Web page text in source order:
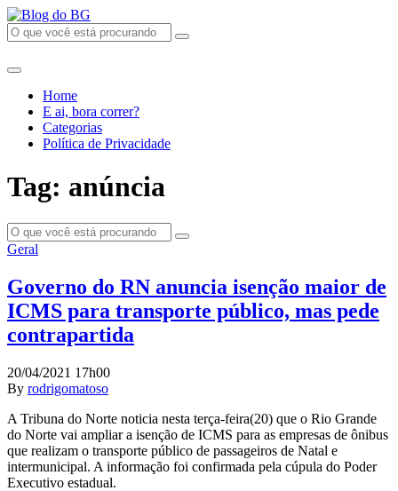
Home
E ai, bora correr?
Categorias
Política de Privacidade
Tag: anúncia
Geral
Governo do RN anuncia isenção maior de
ICMS para transporte público, mas pede
contrapartida
20/04/2021 17h00
By rodrigomatoso
A Tribuna do Norte noticia nesta terça-feira(20) que o Rio Grande
do Norte vai ampliar a isenção de ICMS para as empresas de ônibus
que realizam o transporte público de passageiros de Natal e
intermunicipal. A informação foi confirmada pela cúpula do Poder
Executivo estadual.